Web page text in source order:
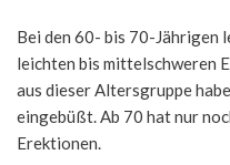
Bei den 60- bis 70-Jährigen
leichten bis mittelschweren
aus dieser Altersgruppe
eingebüßt. Ab 70 hat nur
Erektionen.